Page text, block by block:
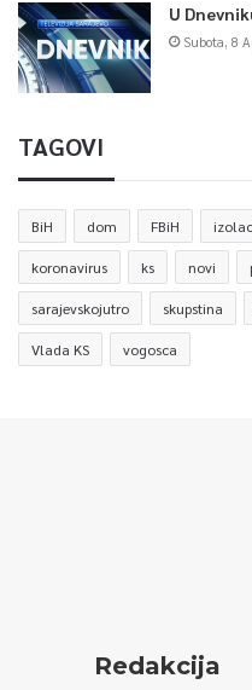
U
Subota, 8
TAGOVI
BiH dom FBiH
koronavirus ks novi
sarajevskojutro skupstina
Vlada KS vogosca
Redakcija